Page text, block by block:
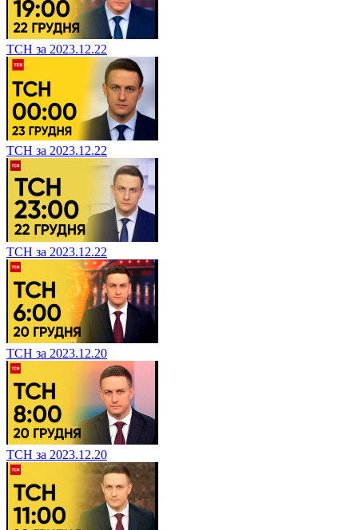
ТСН за 2023.12.22
ТСН за 2023.12.22
ТСН за 2023.12.22
ТСН за 2023.12.20
ТСН за 2023.12.20